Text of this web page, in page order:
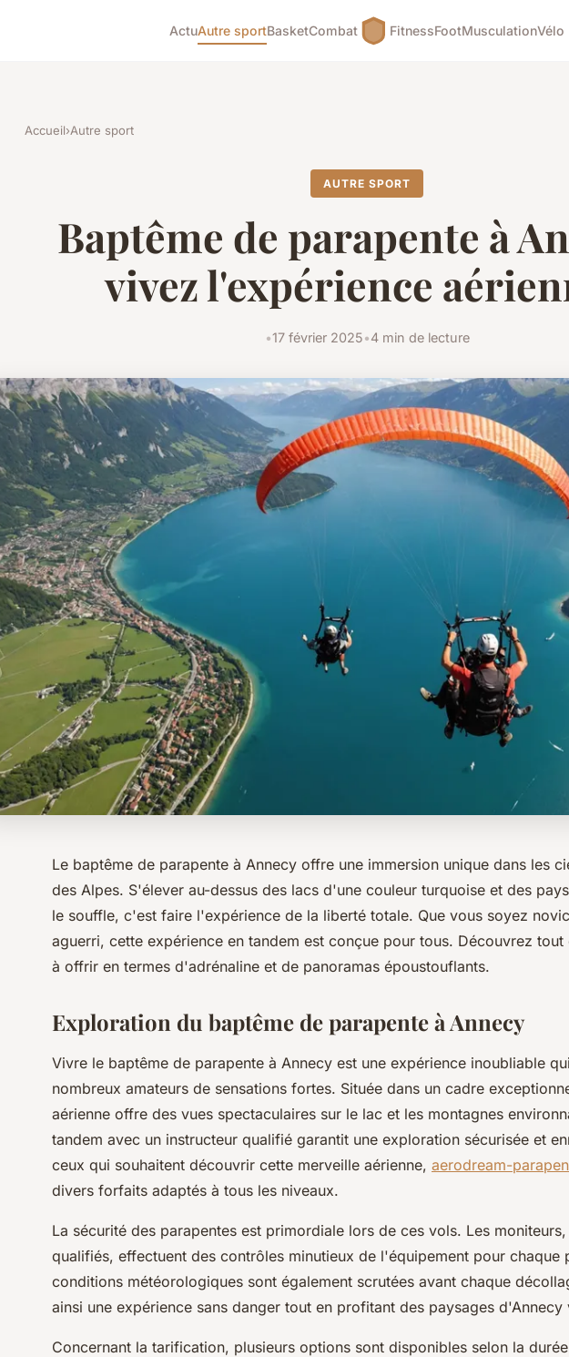
ActuAutre sportBasketCombat FitnessFootMusculationVélo
Accueil›Autre sport
AUTRE SPORT
Baptême de parapente à
vivez l'expérience
•17 février 2025•4 min de lecture
Le baptême de parapente à Annecy offre une immersion unique dans les
des Alpes. S'élever au-dessus des lacs d'une couleur turquoise et des
le souffle, c'est faire l'expérience de la liberté totale. Que vous soyez
aguerri, cette expérience en tandem est conçue pour tous. Découvrez tout
à offrir en termes d'adrénaline et de panoramas époustouflants.
Exploration du baptême de parapente à Annecy
Vivre le baptême de parapente à Annecy est une expérience inoubliable
nombreux amateurs de sensations fortes. Située dans un cadre
aérienne offre des vues spectaculaires sur le lac et les montagnes
tandem avec un instructeur qualifié garantit une exploration sécurisée et
ceux qui souhaitent découvrir cette merveille aérienne, aerodream-
divers forfaits adaptés à tous les niveaux.
La sécurité des parapentes est primordiale lors de ces vols. Les
qualifiés, effectuent des contrôles minutieux de l'équipement pour chaque
conditions météorologiques sont également scrutées avant chaque
ainsi une expérience sans danger tout en profitant des paysages d'Annecy
Concernant la tarification, plusieurs options sont disponibles selon la